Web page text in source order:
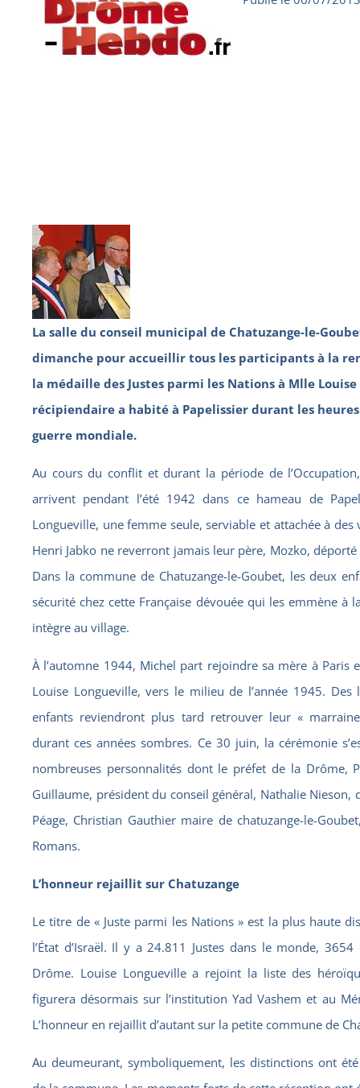
La salle du conseil municipal de Chatuzange-le-
dimanche pour accueillir tous les participants à la
la médaille des Justes parmi les Nations à Mlle
récipiendaire a habité à Papelissier durant les
guerre mondiale.
Au cours du conflit et durant la période de
arrivent pendant l’été 1942 dans ce hameau de
Longueville, une femme seule, serviable et attachée à
Henri Jabko ne reverront jamais leur père, Mozko,
Dans la commune de Chatuzange-le-Goubet, les deux
sécurité chez cette Française dévouée qui les emmène à
intègre au village.
À l’automne 1944, Michel part rejoindre sa mère à Paris
Louise Longueville, vers le milieu de l’année 1945.
enfants reviendront plus tard retrouver leur «
durant ces années sombres. Ce 30 juin, la cérémonie
nombreuses personnalités dont le préfet de la Drôme,
Guillaume, président du conseil général, Nathalie Nieson,
Péage, Christian Gauthier maire de chatuzange-le-
Romans.
L’honneur rejaillit sur Chatuzange
Le titre de « Juste parmi les Nations » est la plus haute
l’État d’Israël. Il y a 24.811 Justes dans le monde,
Drôme. Louise Longueville a rejoint la liste des
figurera désormais sur l’institution Yad Vashem et au
L’honneur en rejaillit d’autant sur la petite commune de
Au deumeurant, symboliquement, les distinctions ont